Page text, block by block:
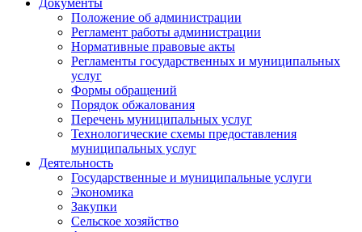
Документы
Положение об администрации
Регламент работы администрации
Нормативные правовые акты
Регламенты государственных и муниципальных
услуг
Формы обращений
Порядок обжалования
Перечень муниципальных услуг
Технологические схемы предоставления
муниципальных услуг
Деятельность
Государственные и муниципальные услуги
Экономика
Закупки
Сельское хозяйство